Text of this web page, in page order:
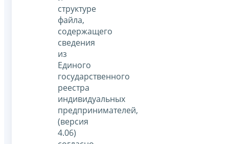
структуре
файла,
содержащего
сведения
из
Единого
государственного
реестра
индивидуальных
предпринимателей,
(версия
4.06)